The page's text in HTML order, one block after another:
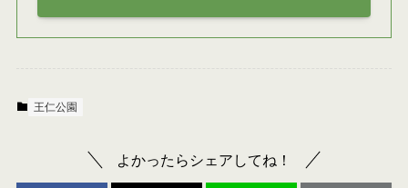
王仁公園
よかったらシェアしてね！